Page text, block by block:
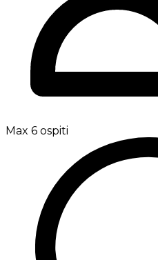
Max 6 ospiti